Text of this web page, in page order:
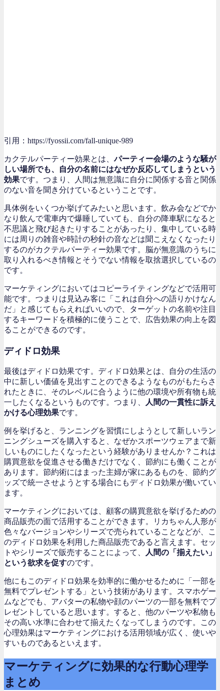
引用：https://fyossii.com/fall-unique-989
カクテルパーティー効果とは、パーティー会場のような騒が
しい場所でも、自分の名前にはなぜか反応してしまうという
効果です。つまり、人間は無意識に自分に関係する音と関係
のない音を聞き分けているということです。
具体例をいくつか挙げてみたいと思います。飲み会などでか
なり飲んで電車内で爆睡していても、自分の降車駅になると
不思議と飛び起きたりすることがあったり、集中している時
には周りの雑音や時計の秒針の音などは聞こえなくなったり
するのがカクテルパーティー効果です。脳が無意識のうちに
取り入れるべき情報とそうでない情報を取捨選択しているの
です。
マーケティングにおいてはコピーライティングなどで活用可
能です。つまりは見込み客に「これは自分への語りかけなん
だ」と感じてもらえればいいので、ターゲットの名前や注目
するキーワードを積極的に使うことで、広告効果の向上を図
ることができるのです。
ディドロ効果
最後はディドロ効果です。ディドロ効果とは、自分の生活の
中に新しい価値を見出すことのできるようなものがもたらさ
れたときに、そのレベルに合うように他の環境や所有物も統
一したくなるというものです。つまり、
人間の一貫性に訴え
かける心理効果です。
例を挙げると、ランニングを習慣にしようとして新しいラン
ニングシューズを購入すると、なぜかスポーツウェアまで新
しいものにしたくなったという経験がありませんか？これは
購買意欲を促進させる働きだけでなく、節約にも働くことが
あります。節約術にはまった主婦が家にあるものを、節約グ
ッズで統一させようとする場合にもディドロ効果が働いてい
ます。
マーケティングにおいては、顧客の購買意欲を挙げるための
商品販売の面で活用することができます。リカちゃん人形が
色々なバージョンやシリーズで売られていることなどが、こ
のディドロ効果を利用した商品販売であると言えます。セッ
トやシリーズで販売することによって、
人間の「揃えたい」
という欲求を促すのです。
他にもこのディドロ効果を効率的に働かせるために「一部を
無料でプレゼントする」という技術があります。スマホゲー
ムなどでも、アバターの私物や顔のパーツの一部を無料でプ
レゼントしていると思います。すると、他のパーツや私物も
その高い水準に合わせて揃えたくなってしまうのです。この
心理効果はマーケティングにおける活用領域が広く、使いや
すいものであるといえます。
マーケティングに効果的な行動心理学
まとめ